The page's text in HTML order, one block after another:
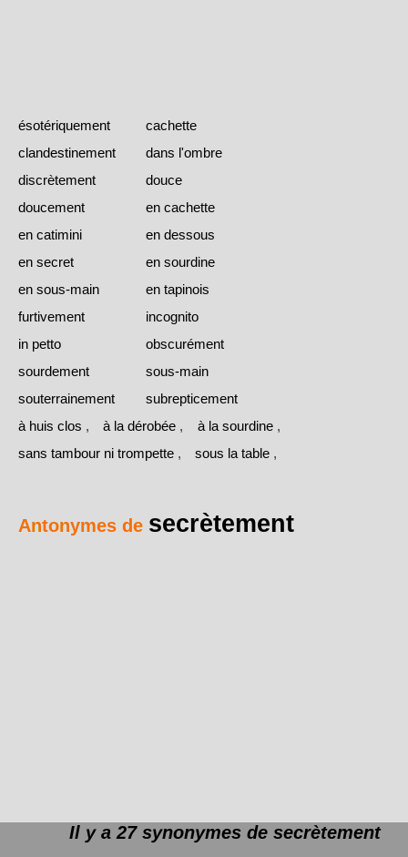
ésotériquement
cachette
clandestinement
dans l'ombre
discrètement
douce
doucement
en cachette
en catimini
en dessous
en secret
en sourdine
en sous-main
en tapinois
furtivement
incognito
in petto
obscurément
sourdement
sous-main
souterrainement
subrepticement
à huis clos , à la dérobée , à la sourdine ,
sans tambour ni trompette , sous la table ,
Antonymes de secrètement
Il y a 27 synonymes de secrètement